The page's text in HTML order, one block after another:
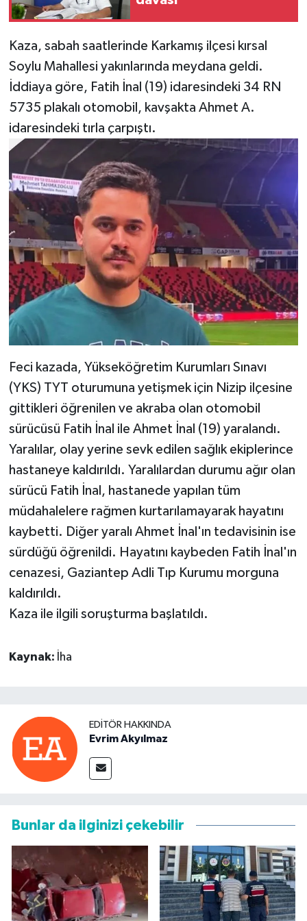
Kaza, sabah saatlerinde Karkamış ilçesi kırsal
Soylu Mahallesi yakınlarında meydana geldi.
İddiaya göre, Fatih İnal (19) idaresindeki 34 RN
5735 plakalı otomobil, kavşakta Ahmet A.
idaresindeki tırla çarpıştı.
Feci kazada, Yükseköğretim Kurumları Sınavı
(YKS) TYT oturumuna yetişmek için Nizip ilçesine
gittikleri öğrenilen ve akraba olan otomobil
sürücüsü Fatih İnal ile Ahmet İnal (19) yaralandı.
Yaralılar, olay yerine sevk edilen sağlık ekiplerince
hastaneye kaldırıldı. Yaralılardan durumu ağır olan
sürücü Fatih İnal, hastanede yapılan tüm
müdahalelere rağmen kurtarılamayarak hayatını
kaybetti. Diğer yaralı Ahmet İnal'ın tedavisinin ise
sürdüğü öğrenildi. Hayatını kaybeden Fatih İnal'ın
cenazesi, Gaziantep Adli Tıp Kurumu morguna
kaldırıldı.
Kaza ile ilgili soruşturma başlatıldı.
Kaynak: İha
EDITÖR HAKKINDA
Evrim Akyılmaz
Bunlar da ilginizi çekebilir